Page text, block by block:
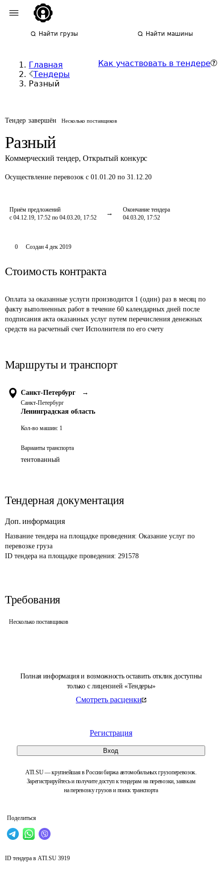
Найти грузы Найти машины
Главная
Тендеры
Разный
Как участвовать в тендере
Тендер завершён Несколько поставщиков
Разный
Коммерческий тендер, Открытый конкурс
Осуществление перевозок с 01.01.20 по 31.12.20
Приём предложений
с 04.12.19, 17:52 по 04.03.20, 17:52
Окончание тендера
04.03.20, 17:52
Полная информация и возможность оставить отклик доступны
только с лицензией «Тендеры»
Смотреть расценки
Регистрация
Вход
ATI.SU — крупнейшая в России биржа автомобильных грузоперевозок.
Зарегистрируйтесь и получите доступ к тендерам на перевозки, заявкам
на перевозку грузов и поиск транспорта
Поделиться
0 Создан 4 дек 2019
Стоимость контракта
Оплата за оказанные услуги производится 1 (один) раз в месяц по
факту выполненных работ в течение 60 календарных дней после
подписания акта оказанных услуг путем перечисления денежных
средств на расчетный счет Исполнителя по его счету
Маршруты и транспорт
Санкт-Петербург →
Санкт-Петербург
Ленинградская область
Кол-во машин: 1
Варианты транспорта
тентованный
Тендерная документация
Доп. информация
Название тендера на площадке проведения: Оказание услуг по
перевозке груза
ID тендера на площадке проведения: 291578
Требования
Несколько поставщиков
ID тендера в ATI.SU 3919